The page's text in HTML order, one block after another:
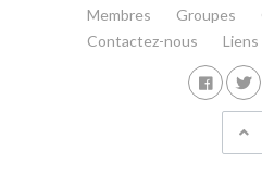
Membres Groupes
Contactez-nous
Liens